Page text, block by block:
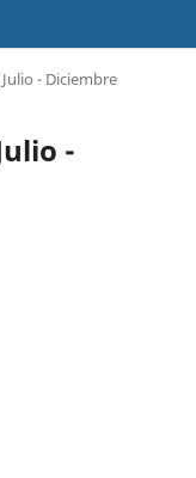
- Diciembre
-